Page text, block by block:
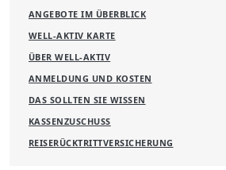
ANGEBOTE IM ÜBERBLICK
WELL-AKTIV KARTE
ÜBER WELL-AKTIV
ANMELDUNG UND KOSTEN
DAS SOLLTEN SIE WISSEN
KASSENZUSCHUSS
REISERÜCKTRITTVERSICHERUNG